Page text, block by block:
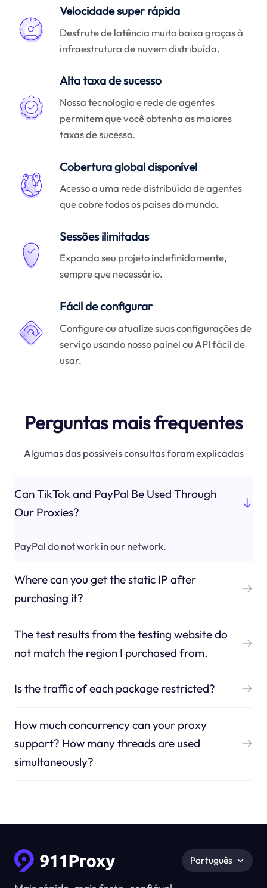
Velocidade super rápida
Desfrute de latência muito baixa graças à
infraestrutura de nuvem distribuída.
Alta taxa de sucesso
Nossa tecnologia e rede de agentes
permitem que você obtenha as maiores
taxas de sucesso.
Cobertura global disponível
Acesso a uma rede distribuída de agentes
que cobre todos os países do mundo.
Sessões ilimitadas
Expanda seu projeto indefinidamente,
sempre que necessário.
Fácil de configurar
Configure ou atualize suas configurações de
serviço usando nosso painel ou API fácil de
usar.
Perguntas mais frequentes
Algumas das possíveis consultas foram explicadas
Can TikTok and PayPal Be Used Through
Our Proxies?
PayPal do not work in our network.
Where can you get the static IP after
purchasing it?
The test results from the testing website do
not match the region I purchased from.
Is the traffic of each package restricted?
How much concurrency can your proxy
support? How many threads are used
simultaneously?
Português